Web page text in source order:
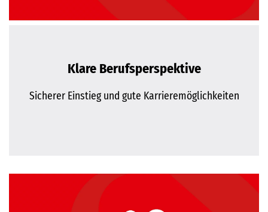
Klare Berufsperspektive
Sicherer Einstieg und gute Karrieremöglichkeiten